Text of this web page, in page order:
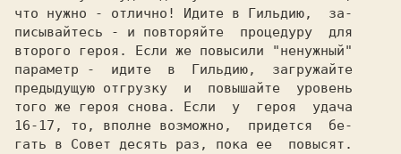
что нужно - отлично! Идите в Гильдию,  за-
писывайтесь - и повторяйте  процедуру  для
второго героя. Если же повысили "ненужный"
параметр -  идите  в  Гильдию,  загружайте
предыдущую отгрузку  и  повышайте  уровень
того же героя снова. Если  у  героя  удача
16-17, то, вполне возможно,  придется  бе-
гать в Совет десять раз, пока ее  повысят.